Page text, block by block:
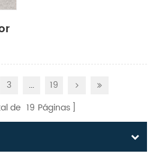
3 ...
19
de 19 Páginas